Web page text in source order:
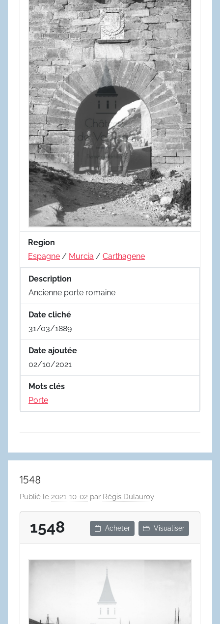
Region
Espagne / Murcia / Carthagene
Description
Ancienne porte romaine
Date cliché
31/03/1889
Date ajoutée
02/10/2021
Mots clés
Porte
1548
Publié le 2021-10-02 par Régis Dulauroy
1548 Acheter Visualiser